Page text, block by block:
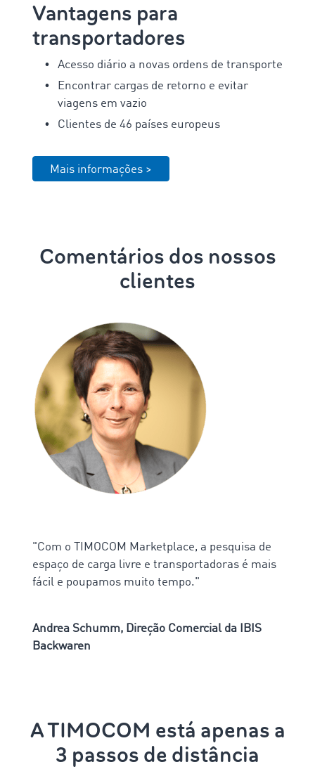
Vantagens para
transportadores
Acesso diário a novas ordens de transporte
Encontrar cargas de retorno e evitar
viagens em vazio
Clientes de 46 países europeus
Mais informações >
Comentários dos nossos
clientes
"Com o TIMOCOM Marketplace, a pesquisa de
espaço de carga livre e transportadoras é mais
fácil e poupamos muito tempo."
Andrea Schumm, Direção Comercial da IBIS
Backwaren
A TIMOCOM está apenas a
3 passos de distância